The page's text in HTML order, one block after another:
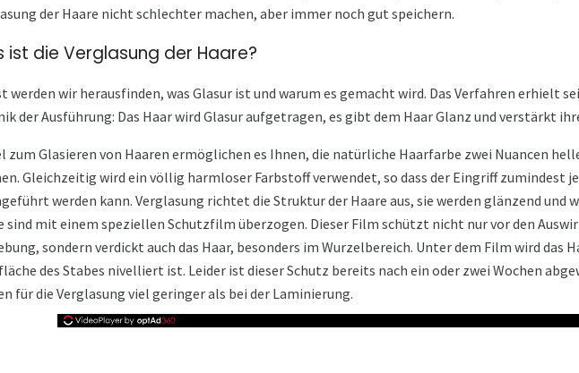
der Haare nicht schlechter machen, aber immer noch gut speichern.
ist die Verglasung der Haare?
werden wir herausfinden, was Glasur ist und warum es gemacht wird. Das Verfahren erhielt
der Ausführung: Das Haar wird Glasur aufgetragen, es gibt dem Haar Glanz und verstärkt
zum Glasieren von Haaren ermöglichen es Ihnen, die natürliche Haarfarbe zwei Nuancen
Gleichzeitig wird ein völlig harmloser Farbstoff verwendet, so dass der Eingriff zumindest
werden kann. Verglasung richtet die Struktur der Haare aus, sie werden glänzend und
sind mit einem speziellen Schutzfilm überzogen. Dieser Film schützt nicht nur vor den
sondern verdickt auch das Haar, besonders im Wurzelbereich. Unter dem Film wird das
des Stabes nivelliert ist. Leider ist dieser Schutz bereits nach ein oder zwei Wochen
für die Verglasung viel geringer als bei der Laminierung.